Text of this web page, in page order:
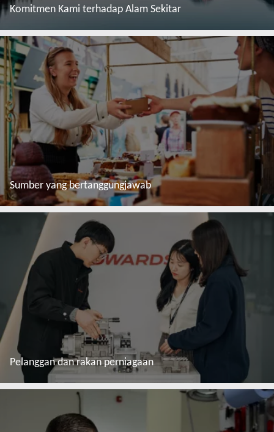
Komitmen Kami terhadap Alam Sekitar
Baca lebih lanjut
Sumber yang bertanggungjawab
Baca lebih lanjut
Pelanggan dan rakan perniagaan
Baca lebih lanjut